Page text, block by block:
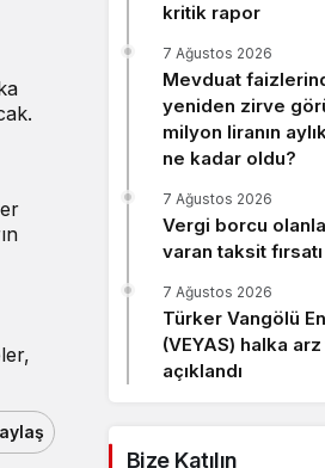
kritik rapor
Mevduat
yeniden zirve
milyon liranın
ne kadar oldu?
7 Ağustos 2026
Vergi borcu
varan taksit fırsatı
7 Ağustos 2026
Türker Vangölü
(VEYAS) halka
açıklandı
7 Ağustos 2026
Bize Katılın